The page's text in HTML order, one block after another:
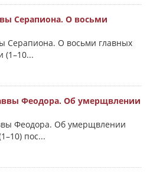
Серапиона. О восьми
Серапиона. О восьми главных
(1–10...
Феодора. Об умерщвлении
Феодора. Об умерщвлении
пос...